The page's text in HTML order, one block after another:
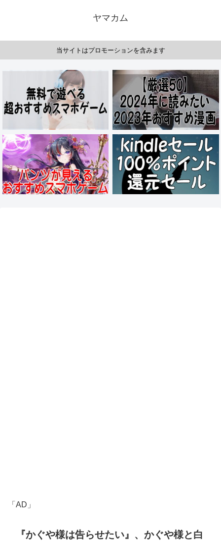
ヤマカム
当サイトはプロモーションを含みます
「AD」
『かぐや様は告らせたい』、かぐや様と白